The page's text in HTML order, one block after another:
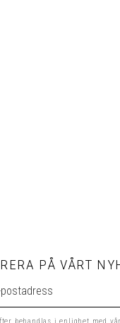
PÅ VÅRT
behandlas i enlighet med vår